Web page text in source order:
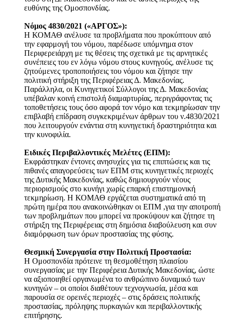
ευθύνης της Ομοσπονδίας.
Νόμος 4830/2021 («ΑΡΓΟΣ»):
Η ΚΟΜΑΘ ανέλυσε τα προβλήματα που προκύπτουν από
την εφαρμογή του νόμου, παρέδωσε υπόμνημα στον
Περιφερειάρχη με τις θέσεις της σχετικά με τις αρνητικές
συνέπειες του εν λόγω νόμου στους κυνηγούς, ανέλυσε τις
ζητούμενες τροποποιήσεις του νόμου και ζήτησε την
πολιτική στήριξη της Περιφέρειας Δ. Μακεδονίας.
Παράλληλα, οι Κυνηγετικοί Σύλλογοι της Δ. Μακεδονίας
υπέβαλαν κοινή επιστολή διαμαρτυρίας, περιγράφοντας τις
τοποθετήσεις τους όσο αφορά τον νόμο και τεκμηρίωσαν την
επιβλαβή επίδραση συγκεκριμένων άρθρων του ν.4830/2021
που λειτουργούν ενάντια στη κυνηγετική δραστηριότητα και
την κυνοφιλία.
Ειδικές Περιβαλλοντικές Μελέτες (ΕΠΜ):
Εκφράστηκαν έντονες ανησυχίες για τις επιπτώσεις και τις
πιθανές απαγορεύσεις των ΕΠΜ στις κυνηγετικές περιοχές
της Δυτικής Μακεδονίας, καθώς δημιουργούν νέους
περιορισμούς στο κυνήγι χωρίς επαρκή επιστημονική
τεκμηρίωση. Η ΚΟΜΑΘ εργάζεται συστηματικά από τη
πρώτη ημέρα που ανακοινώθηκαν οι ΕΠΜ ,για την αποτροπή
των προβλημάτων που μπορεί να προκύψουν και ζήτησε τη
στήριξη της Περιφέρειας στη δημόσια διαβούλευση και συν
διαμόρφωση των όρων προστασίας της φύσης.
Θεσμική Συνεργασία στην Πολιτική Προστασία:
Η Ομοσπονδία πρότεινε τη θεσμοθέτηση πλαισίου
συνεργασίας με την Περιφέρεια Δυτικής Μακεδονίας, ώστε
να αξιοποιηθεί οργανωμένα το ανθρώπινο δυναμικό των
κυνηγών – οι οποίοι διαθέτουν τεχνογνωσία, μέσα και
παρουσία σε ορεινές περιοχές – στις δράσεις πολιτικής
προστασίας, πρόληψης πυρκαγιών και περιβαλλοντικής
επιτήρησης.